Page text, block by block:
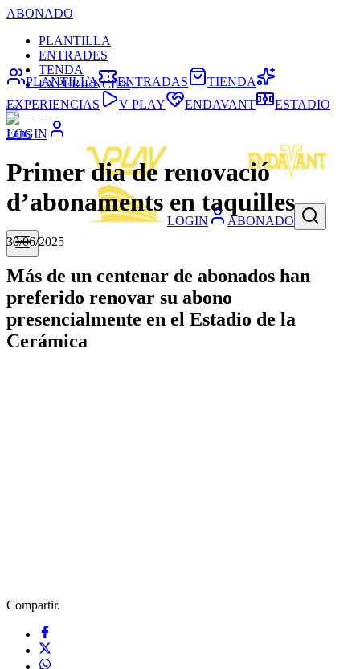
ABONADO
PLANTILLA
ENTRADES
TENDA
EXPERIÈNCIES
LOGIN
LOGIN ABONADO
PLANTILLA ENTRADAS
TIENDA
EXPERIENCIAS
V PLAY ENDAVANT ESTADIO
Fans
Primer dia de renovació
d’abonaments en taquilles
30/06/2025
Más de un centenar de abonados han
preferido renovar su abono
presencialmente en el Estadio de la
Cerámica
Compartir.